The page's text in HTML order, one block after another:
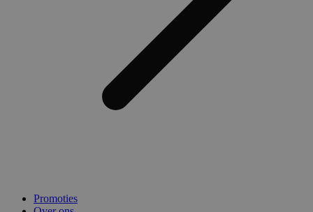
Promoties